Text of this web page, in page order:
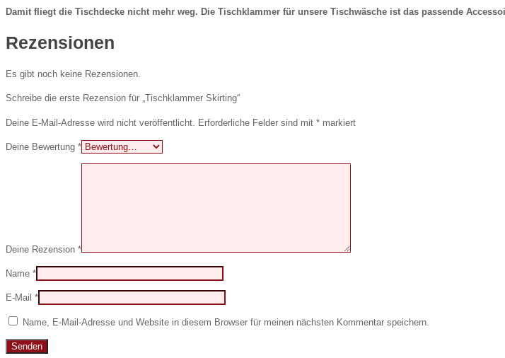
Damit fliegt die Tischdecke nicht mehr weg. Die Tischklammer für unsere Tischwäsche ist das passende
Rezensionen
Es gibt noch keine Rezensionen.
Schreibe die erste Rezension für „Tischklammer Skirting“
Deine E-Mail-Adresse wird nicht veröffentlicht. Erforderliche Felder sind mit * markiert
Deine Bewertung *
Deine Rezension *
Name *
E-Mail *
Name, E-Mail-Adresse und Website in diesem Browser für meinen nächsten Kommentar speichern.